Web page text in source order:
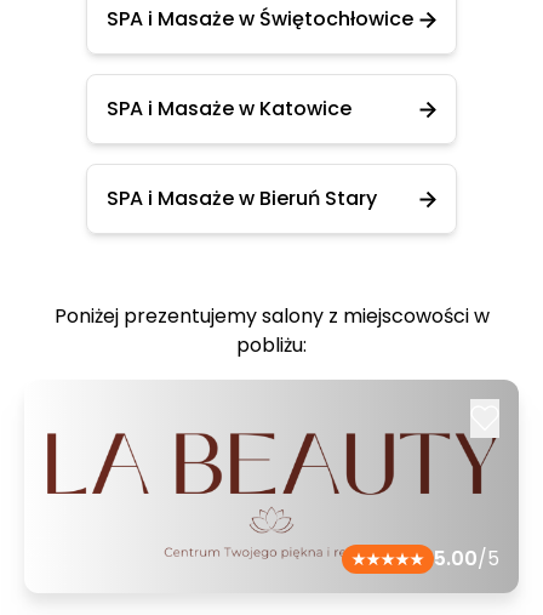
SPA i Masaże w Świętochłowice
SPA i Masaże w Katowice
SPA i Masaże w Bieruń Stary
Poniżej prezentujemy salony z miejscowości w
pobliżu:
5.00/5